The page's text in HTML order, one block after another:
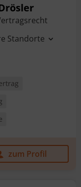
Standorte
zum Profil